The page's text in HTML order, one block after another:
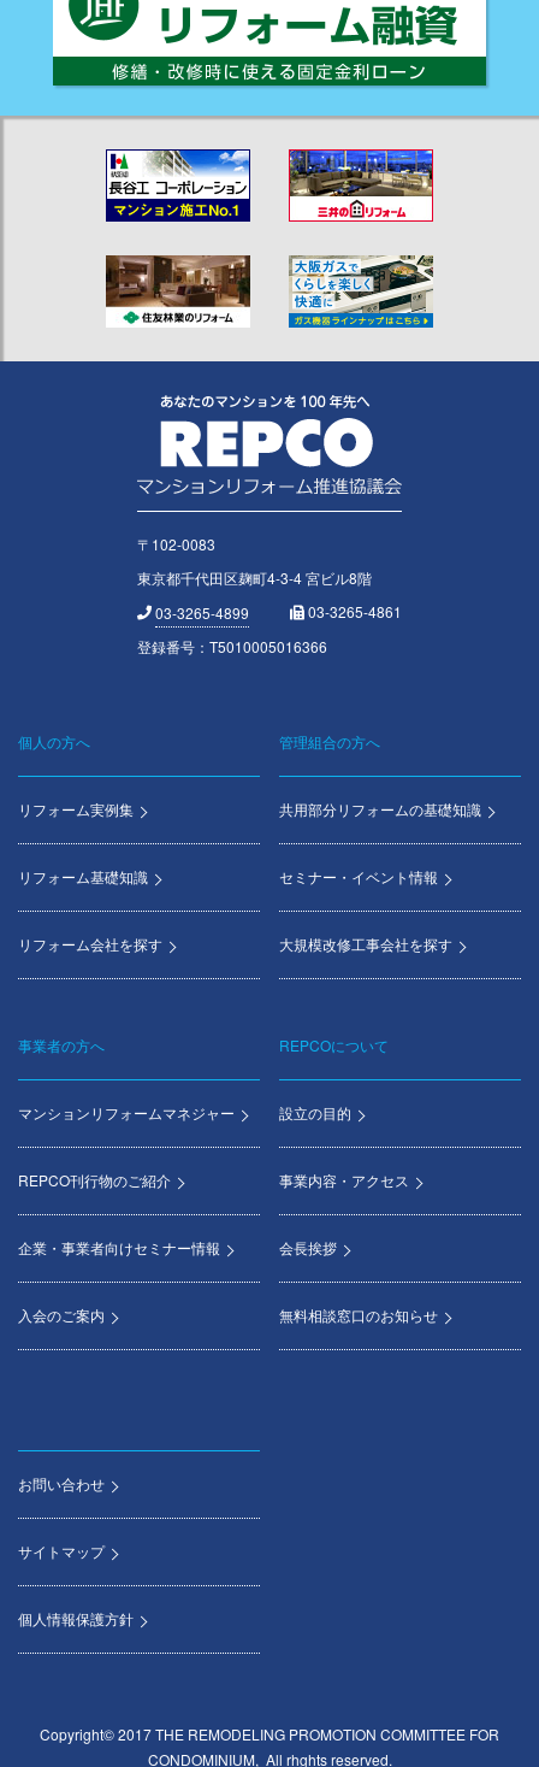
〒102-0083
東京都千代田区麹町4-3-4 宮ビル8階
03-3265-4899
03-3265-4861
登録番号：T5010005016366
Footer
menu
個人の方へ
リフォーム実例集
リフォーム基礎知識
リフォーム会社を探す
管理組合の方へ
共用部分リフォームの基礎知識
セミナー・イベント情報
大規模改修工事会社を探す
事業者の方へ
マンションリフォームマネジャー
REPCO刊行物のご紹介
企業・事業者向けセミナー情報
入会のご案内
REPCOについて
設立の目的
事業内容・アクセス
会長挨拶
無料相談窓口のお知らせ
お問い合わせ
サイトマップ
個人情報保護方針
Copyright© 2017 THE REMODELING PROMOTION COMMITTEE FOR
CONDOMINIUM, All rhghts reserved.